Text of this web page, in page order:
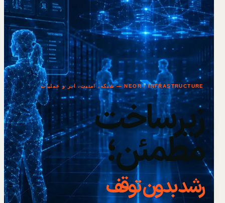
NEOR / INFRASTRUCTURE — شبکه، امنیت، ابر و عملیات
زیرساخت
مطمئن؛
رشد بدون توقف